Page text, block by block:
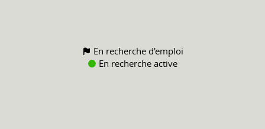
En recherche d'emploi
En recherche active